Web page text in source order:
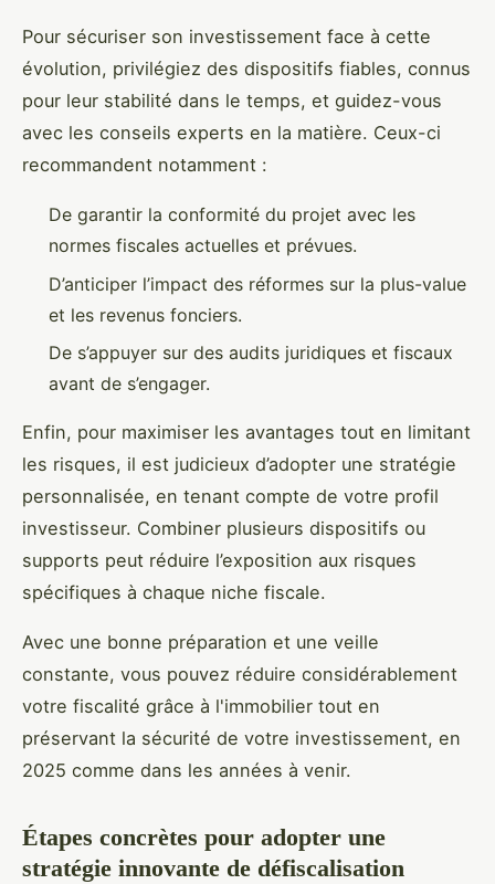
Pour sécuriser son investissement face à cette
évolution, privilégiez des dispositifs fiables, connus
pour leur stabilité dans le temps, et guidez-vous
avec les conseils experts en la matière. Ceux-ci
recommandent notamment :
De garantir la conformité du projet avec les
normes fiscales actuelles et prévues.
D’anticiper l’impact des réformes sur la plus-value
et les revenus fonciers.
De s’appuyer sur des audits juridiques et fiscaux
avant de s’engager.
Enfin, pour maximiser les avantages tout en limitant
les risques, il est judicieux d’adopter une stratégie
personnalisée, en tenant compte de votre profil
investisseur. Combiner plusieurs dispositifs ou
supports peut réduire l’exposition aux risques
spécifiques à chaque niche fiscale.
Avec une bonne préparation et une veille
constante, vous pouvez réduire considérablement
votre fiscalité grâce à l'immobilier tout en
préservant la sécurité de votre investissement, en
2025 comme dans les années à venir.
Étapes concrètes pour adopter une
stratégie innovante de défiscalisation